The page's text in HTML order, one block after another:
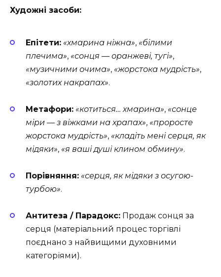
Художні засоби:
Епітети: «хмарина ніжна», «білими
плечима», «сонця — оранжеві, тугі»,
«музичними очима», «жорстока мудрість»,
«золотих накрапах».
Метафори: «котиться… хмарина», «сонце
міри — з віжками на храпах», «проросте
жорстока мудрість», «кладіть мені серця, як
мідяки», «я ваші душі клином обмину».
Порівняння: «серця, як мідяки з осугою-
турбою».
Антитеза / Парадокс: Продаж сонця за
серця (матеріальний процес торгівлі
поєднано з найвищими духовними
категоріями).